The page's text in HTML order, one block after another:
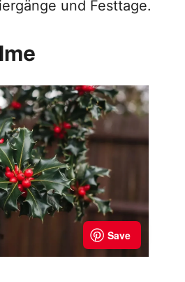
und Festtage.